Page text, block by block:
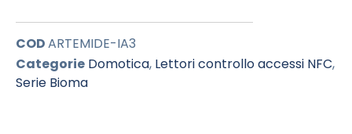
CODARTEMIDE-IA3
Categorie Domotica, Lettori controllo accessi NFC,
Serie Bioma